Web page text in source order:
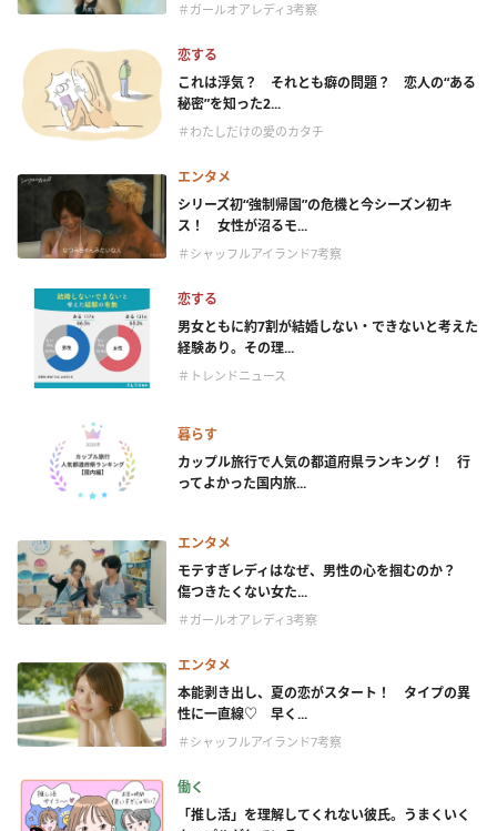
＃ガールオアレディ3考察
恋する
これは浮気？ それとも癖の問題？ 恋人の“ある
秘密”を知った2...
＃わたしだけの愛のカタチ
エンタメ
シリーズ初“強制帰国”の危機と今シーズン初キ
ス！ 女性が沼るモ...
＃シャッフルアイランド7考察
恋する
男女ともに約7割が結婚しない・できないと考えた
経験あり。その理...
＃トレンドニュース
暮らす
カップル旅行で人気の都道府県ランキング！ 行
ってよかった国内旅...
エンタメ
モテすぎレディはなぜ、男性の心を掴むのか？
傷つきたくない女た...
＃ガールオアレディ3考察
エンタメ
本能剥き出し、夏の恋がスタート！ タイプの異
性に一直線♡ 早く...
＃シャッフルアイランド7考察
働く
「推し活」を理解してくれない彼氏。うまくいく